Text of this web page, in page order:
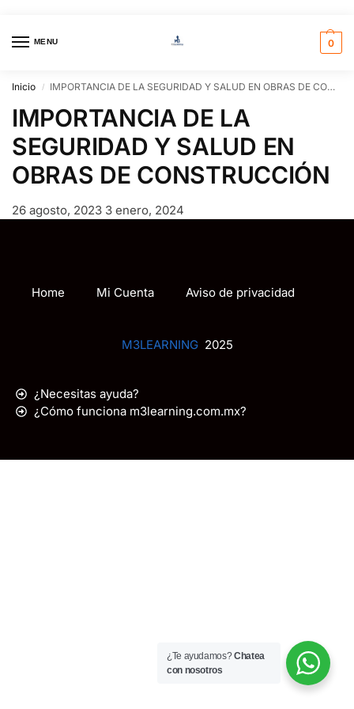
MENU 0
Inicio / IMPORTANCIA DE LA SEGURIDAD Y SALUD EN OBRAS DE CONSTRUCCIÓN
IMPORTANCIA DE LA
SEGURIDAD Y SALUD EN
OBRAS DE CONSTRUCCIÓN
26 agosto, 2023 3 enero, 2024
Home Mi Cuenta Aviso de privacidad
M3LEARNING2025
¿Necesitas ayuda?
¿Cómo funciona m3learning.com.mx?
¿Te ayudamos?Chatea
con nosotros